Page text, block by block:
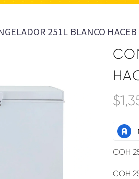
251L BLANCO
$
COH
COH